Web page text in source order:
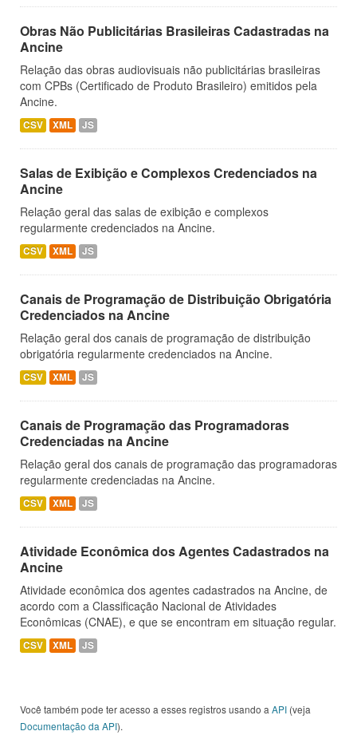
Obras Não Publicitárias Brasileiras Cadastradas na
Ancine
Relação das obras audiovisuais não publicitárias brasileiras
com CPBs (Certificado de Produto Brasileiro) emitidos pela
Ancine.
CSV XML JS
Salas de Exibição e Complexos Credenciados na
Ancine
Relação geral das salas de exibição e complexos
regularmente credenciados na Ancine.
CSV XML JS
Canais de Programação de Distribuição Obrigatória
Credenciados na Ancine
Relação geral dos canais de programação de distribuição
obrigatória regularmente credenciados na Ancine.
CSV XML JS
Canais de Programação das Programadoras
Credenciadas na Ancine
Relação geral dos canais de programação das programadoras
regularmente credenciadas na Ancine.
CSV XML JS
Atividade Econômica dos Agentes Cadastrados na
Ancine
Atividade econômica dos agentes cadastrados na Ancine, de
acordo com a Classificação Nacional de Atividades
Econômicas (CNAE), e que se encontram em situação regular.
CSV XML JS
Você também pode ter acesso a esses registros usando a API (veja
Documentação da API).